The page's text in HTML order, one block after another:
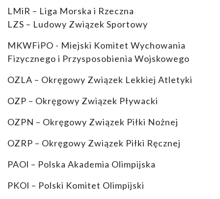
LMiR – Liga Morska i Rzeczna
LZS – Ludowy Związek Sportowy
MKWFiPO - Miejski Komitet Wychowania
Fizycznego i Przysposobienia Wojskowego
OZLA – Okręgowy Związek Lekkiej Atletyki
OZP – Okręgowy Związek Pływacki
OZPN – Okręgowy Związek Piłki Nożnej
OZRP – Okręgowy Związek Piłki Ręcznej
PAOl – Polska Akademia Olimpijska
PKOl – Polski Komitet Olimpijski